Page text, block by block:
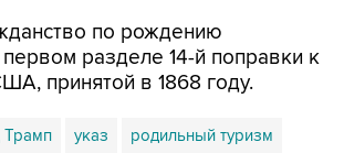
по рождению
разделе 14-й поправки к
принятой в 1868 году.
Трамп указ родильный туризм